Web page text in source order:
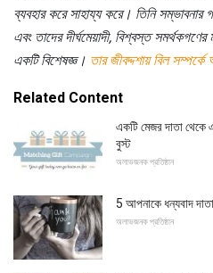
ব্যবহার করে সাহায্য করে। তিনি সম্ভাবনার
এবং তাদের দীর্ঘমেয়াদী, বিশ্বস্ত
একটি বিশেষজ্ঞ। তার জীবদ্দশায় বিল
Related Content
একটি মেজর দাতা থেকে
বুস্ট
অলাভজনক প্রতিষ্ঠান
5 আপনাকে ধন্যবাদ
অলাভজনক প্রতিষ্ঠান